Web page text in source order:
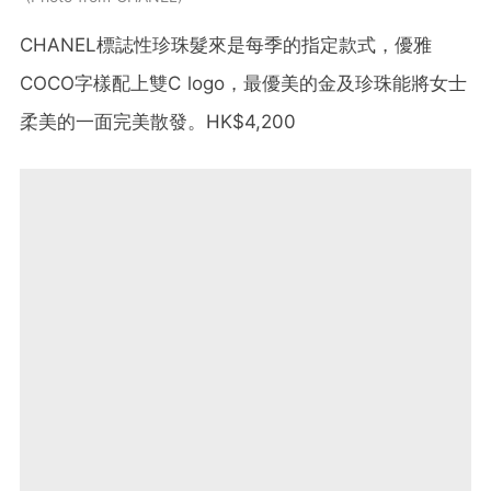
CHANEL標誌性珍珠髮來是每季的指定款式，優雅
COCO字樣配上雙C logo，最優美的金及珍珠能將女士
柔美的一面完美散發。HK$4,200